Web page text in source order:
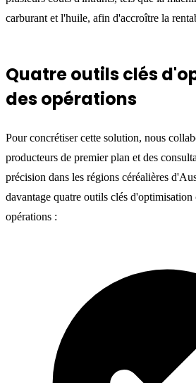
carburant et l'huile, afin d'accroître la
Quatre outils clés
des opérations
Pour concrétiser cette solution, nous
producteurs de premier plan et des
précision dans les régions céréalières
davantage quatre outils clés d'optimisation
opérations :